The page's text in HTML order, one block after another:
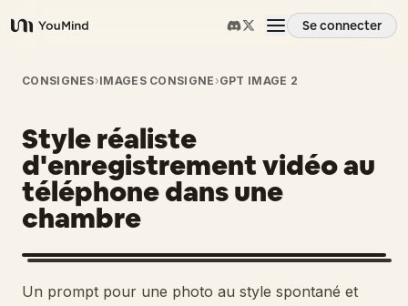
YouMind
Se connecter
Aperçu
Cas d'usage
Compétences
Invites
CONSIGNES›IMAGES CONSIGNE ›GPT IMAGE 2
Style réaliste
d'enregistrement vidéo au
téléphone dans une
chambre
Un prompt pour une photo au style spontané et